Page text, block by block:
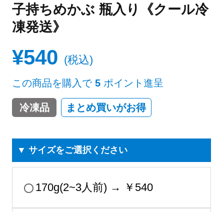
子持ちめかぶ 瓶入り《クール冷
凍発送》
¥540 税込
この商品を購入で 5 ポイント進呈
冷凍品 まとめ買いがお得
▼ サイズをご選択ください
170g(2~3人前) → ￥540